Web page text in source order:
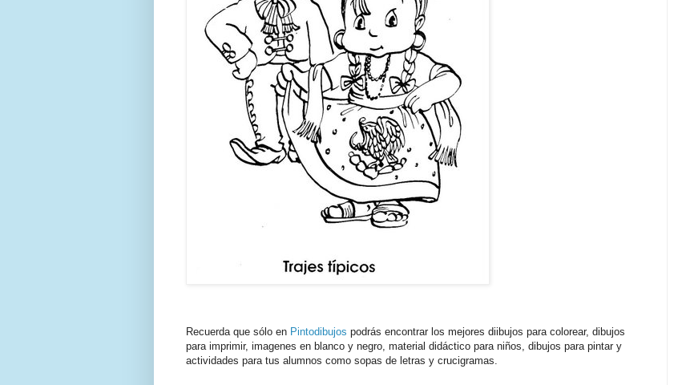
Recuerda que sólo en Pintodibujos podrás encontrar los mejores diibujos para colorear, dibujos
para imprimir, imagenes en blanco y negro, material didáctico para niños, dibujos para pintar y
actividades para tus alumnos como sopas de letras y crucigramas.